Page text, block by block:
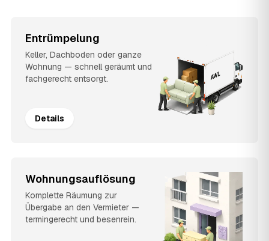
Entrümpelung
Keller, Dachboden oder ganze
Wohnung — schnell geräumt und
fachgerecht entsorgt.
Details
Wohnungsauflösung
Komplette Räumung zur
Übergabe an den Vermieter —
termingerecht und besenrein.